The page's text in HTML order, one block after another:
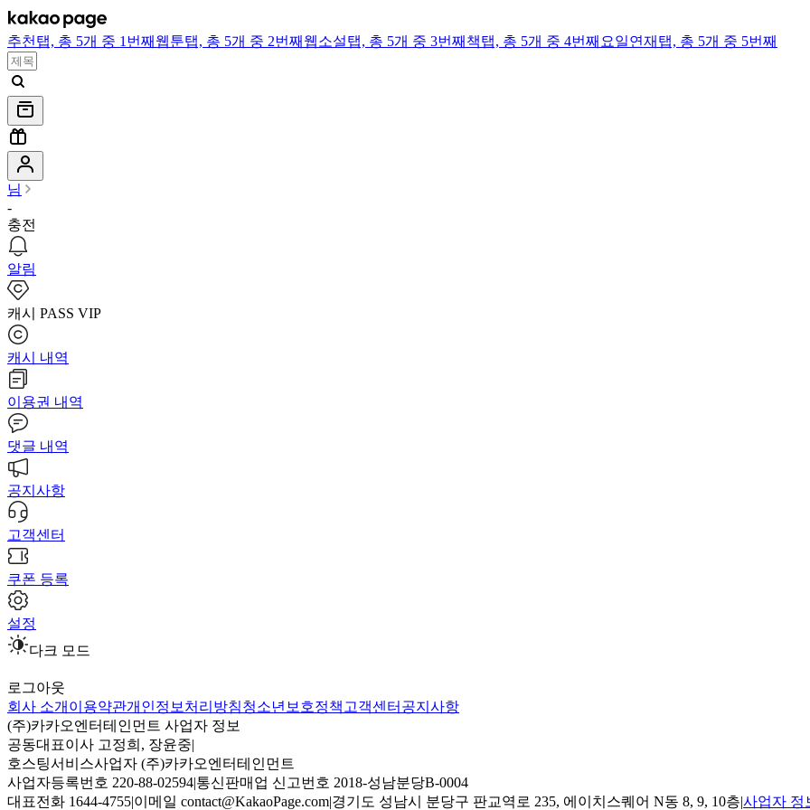
추천 탭, 총 5개 중 1번째 웹툰탭, 총 5개 중 2번째 웹소설탭, 총 5개 중 3번째 책탭, 총 5개 중 4번째 요일연재 탭, 총 5개 중 5번째
님
-
충전
알림
캐시 PASS VIP
캐시 내역
이용권 내역
댓글 내역
공지사항
고객센터
쿠폰 등록
설정
다크 모드
로그아웃
회사 소개 이용약관개인정보처리방침청소년보호정책 고객센터 공지사항
(주)카카오엔터테인먼트 사업자 정보
공동대표이사 고정희, 장윤중|
호스팅서비스사업자 (주)카카오엔터테인먼트
사업자등록번호 220-88-02594|통신판매업 신고번호 2018-성남분당B-0004
대표전화 1644-4755|이메일 contact@KakaoPage.com|경기도 성남시 분당구 판교역로 235, 에이치스퀘어 N동 8, 9, 10층|사업자 정